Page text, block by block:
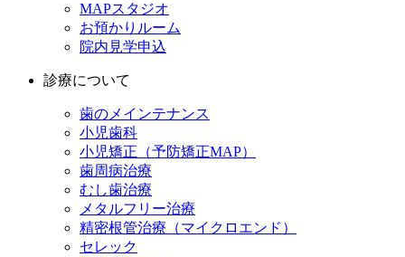
MAPスタジオ
お預かりルーム
院内見学申込
診療について
歯のメインテナンス
小児歯科
小児矯正（予防矯正MAP）
歯周病治療
むし歯治療
メタルフリー治療
精密根管治療（マイクロエンド）
セレック